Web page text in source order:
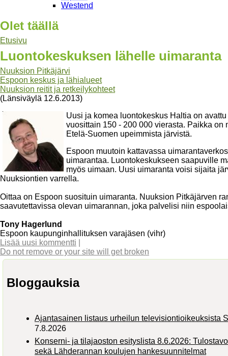
Westend
Olet täällä
Etusivu
Luontokeskuksen lähelle uimaranta
Nuuksion Pitkäjärvi
Espoon keskus ja lähialueet
Nuuksion reitit ja retkeilykohteet
(Länsiväylä 12.6.2013)
Uusi ja komea luontokeskus Haltia on
vuosittain 150 - 200 000 vierasta. Paikka
Etelä-Suomen upeimmista järvistä.
Espoon muutoin kattavassa
uimarantaa. Luontokeskukseen saapuville
myös uimaan. Uusi uimaranta voisi sijaita
Nuuksiontien varrella.
Oittaa on Espoon suosituin uimaranta. Nuuksion Pitkäjärven
saavutettavissa olevan uimarannan, joka palvelisi niin
Tony Hagerlund
Espoon kaupunginhallituksen varajäsen (vihr)
Lisää uusi kommentti
Do not remove or your site will get broken
Bloggauksia
Ajantasainen listaus urheilun televisiontioikeuksista
7.8.2026
Konserni- ja tilajaoston esityslista 8.6.2026:
sekä Lähderannan koulujen hankesuunnitelmat